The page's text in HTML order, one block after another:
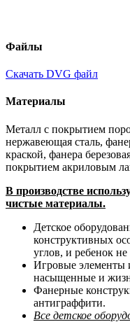
Файлы
Скачать DVG файл
Материалы
Металл с покрытием
нержавеющая сталь,
краской, фанера
покрытием акриловым
В производстве
чистые материалы.
Детское
конструктивных
углов, и ребенок
Игровые элементы
насыщенные и
Фанерные
антиграффити. ​
Все детское